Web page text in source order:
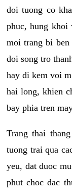
doi tuong co
phuc, hung khoi
moi trang bi ben
doi song tro
hay di kem voi
hai long, khien
bay phia tren
Trang thai
tuong trai qua
yeu, dat duoc
phut choc dac